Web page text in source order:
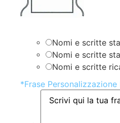
Nomi e scritte
Nomi e scritte
Nomi e scritte
*Frase Personalizzazione